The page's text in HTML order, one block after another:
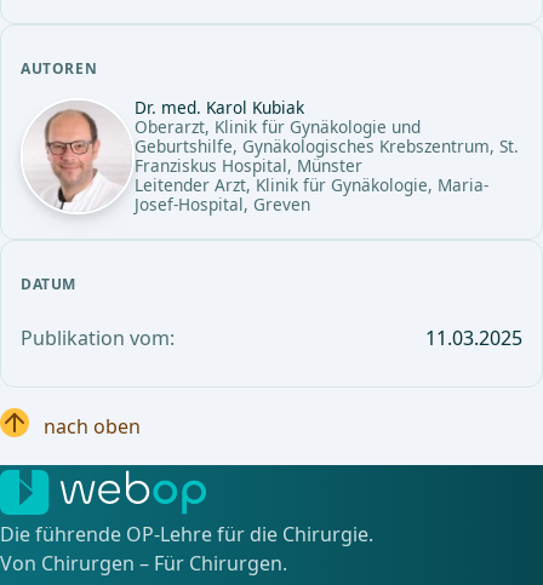
AUTOREN
Dr. med. Karol Kubiak
Oberarzt, Klinik für Gynäkologie und
Geburtshilfe, Gynäkologisches Krebszentrum, St.
Franziskus Hospital, Münster
Leitender Arzt, Klinik für Gynäkologie, Maria-
Josef-Hospital, Greven
DATUM
Publikation vom: 11.03.2025
nach oben
Die führende OP-Lehre für die Chirurgie.
Von Chirurgen – Für Chirurgen.